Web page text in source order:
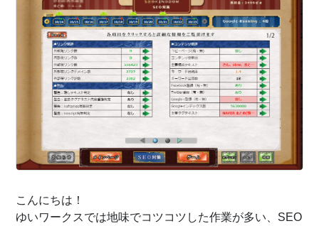
こんにちは！
ゆいワークスでは地味でコツコツした作業が多い、SEO